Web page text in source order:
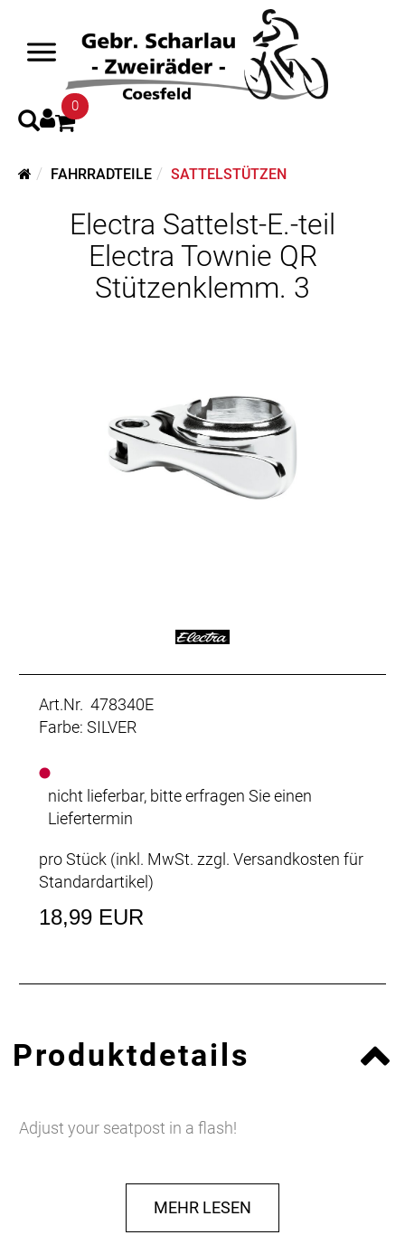
0
FAHRRADTEILE SATTELSTÜTZEN
Electra Sattelst-E.-teil
Electra Townie QR
Stützenklemm. 3
Art.Nr. 478340E
Farbe: SILVER
nicht lieferbar, bitte erfragen Sie einen
Liefertermin
pro Stück (inkl. MwSt. zzgl. Versandkosten für
Standardartikel)
18,99 EUR
Produktdetails
Adjust your seatpost in a flash!
MEHR LESEN